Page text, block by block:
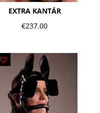
EXTRA KANTÁR
€237.00